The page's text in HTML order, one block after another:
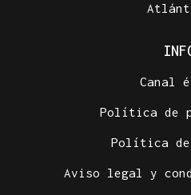
Canal
Política de
Política de
Aviso legal y